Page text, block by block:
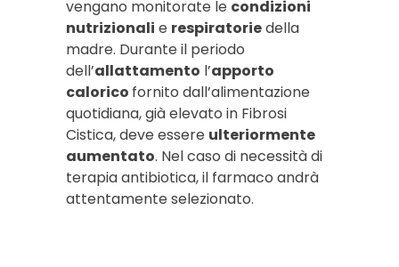
vengano monitorate le condizioni
nutrizionali e respiratoriedella
madre. Durante il periodo
dell’allattamento l’apporto
calorico fornito dall’alimentazione
quotidiana, già elevato in Fibrosi
Cistica, deve essere ulteriormente
aumentato. Nel caso di necessità di
terapia antibiotica, il farmaco andrà
attentamente selezionato.